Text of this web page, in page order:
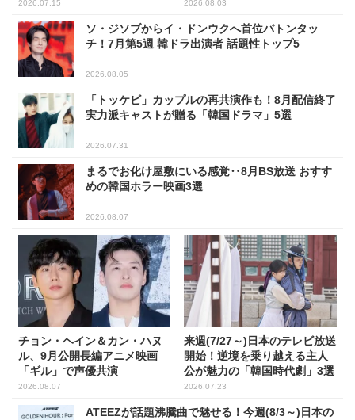
2026.07.15 2026.08.03
ソ・ジソブからイ・ドンウクへ首位バトンタッ
チ！7月第5週 韓ドラ出演者 話題性トップ5
2026.08.05
「トッケビ」カップルの再共演作も！8月配信終了
実力派キャストが贈る「韓国ドラマ」5選
2026.07.31
まるでお化け屋敷にいる感覚‥8月BS放送 おすす
めの韓国ホラー映画3選
2026.08.07
チョン・ヘイン＆カン・ハヌ
ル、9月公開長編アニメ映画
「ギル」で声優共演
2026.08.07
来週(7/27～)日本のテレビ放送
開始！逆境を乗り越える主人
公が魅力の「韓国時代劇」3選
2026.07.23
ATEEZが話題沸騰曲で魅せる！今週(8/3～)日本の